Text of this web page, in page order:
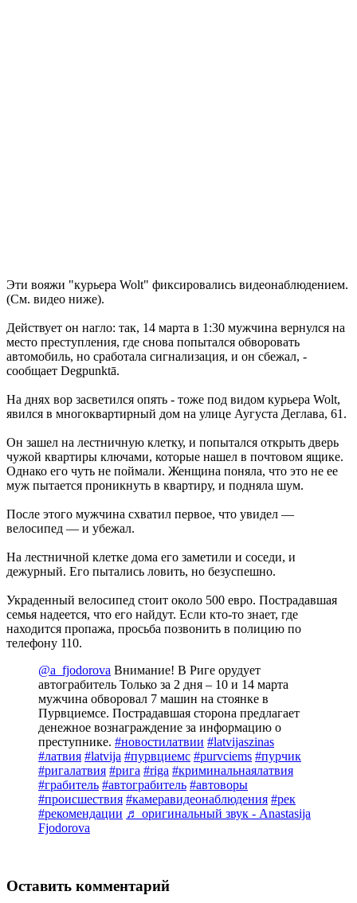
Эти вояжи "курьера Wolt" фиксировались видеонаблюдением.
(См. видео ниже).
Действует он нагло: так, 14 марта в 1:30 мужчина вернулся на
место преступления, где снова попытался обворовать
автомобиль, но сработала сигнализация, и он сбежал, -
сообщает Degpunktā.
На днях вор засветился опять - тоже под видом курьера Wolt,
явился в многоквартирный дом на улице Аугуста Деглава, 61.
Он зашел на лестничную клетку, и попытался открыть дверь
чужой квартиры ключами, которые нашел в почтовом ящике.
Однако его чуть не поймали. Женщина поняла, что это не ее
муж пытается проникнуть в квартиру, и подняла шум.
После этого мужчина схватил первое, что увидел —
велосипед — и убежал.
На лестничной клетке дома его заметили и соседи, и
дежурный. Его пытались ловить, но безуспешно.
Украденный велосипед стоит около 500 евро. Пострадавшая
семья надеется, что его найдут. Если кто-то знает, где
находится пропажа, просьба позвонить в полицию по
телефону 110.
@a_fjodorova Внимание! В Риге орудует
автограбитель Только за 2 дня – 10 и 14 марта
мужчина обворовал 7 машин на стоянке в
Пурвциемсе. Пострадавшая сторона предлагает
денежное вознаграждение за информацию о
преступнике. #новостилатвии #latvijaszinas
#латвия #latvija #пурвциемс #purvciems #пурчик
#ригалатвия #рига #riga #криминальнаялатвия
#грабитель #автограбитель #автоворы
#происшествия #камеравидеонаблюдения #рек
#рекомендации ♬ оригинальный звук - Anastasija
Fjodorova
Оставить комментарий